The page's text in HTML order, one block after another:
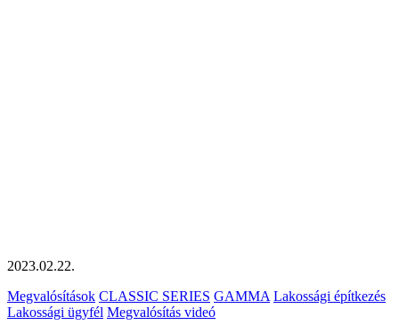
2023.02.22.
Megvalósítások CLASSIC SERIES GAMMA Lakossági építkezés
Lakossági ügyfél Megvalósítás videó